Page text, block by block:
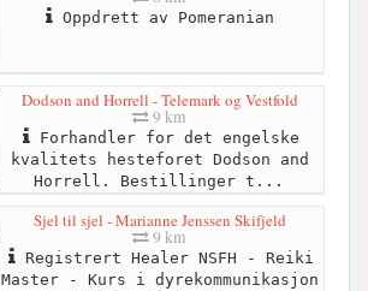
Oppdrett av Pomeranian
Dodson and Horrell - Telemark og Vestfold
9 km
Forhandler for det engelske
kvalitets hesteforet Dodson and
Horrell. Bestillinger t...
Sjel til sjel - Marianne Jenssen Skifjeld
9 km
Registrert Healer NSFH - Reiki
Master - Kurs i dyrekommunikasjon